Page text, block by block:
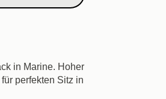
in Marine. Hoher
perfekten Sitz in